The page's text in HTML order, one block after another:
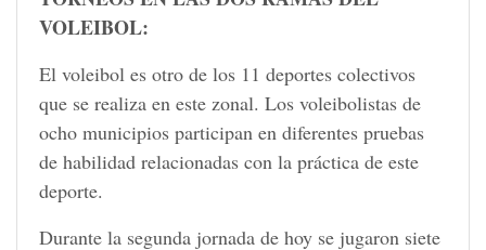
VOLEIBOL:
El voleibol es otro de los 11 deportes colectivos
que se realiza en este zonal. Los voleibolistas de
ocho municipios participan en diferentes pruebas
de habilidad relacionadas con la práctica de este
deporte.
Durante la segunda jornada de hoy se jugaron siete